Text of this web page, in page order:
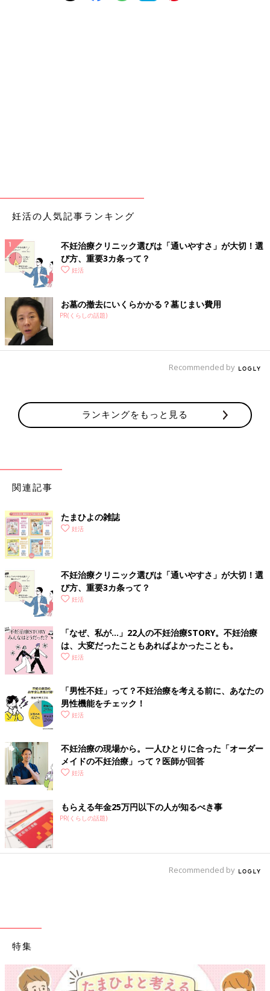
妊活の人気記事ランキング
不妊治療クリニック選びは「通いやすさ」が大切！選
び方、重要3カ条って？
妊活
お墓の撤去にいくらかかる？墓じまい費用
PR(くらしの話題)
Recommended by
ランキングをもっと見る
関連記事
たまひよの雑誌
妊活
不妊治療クリニック選びは「通いやすさ」が大切！選
び方、重要3カ条って？
妊活
「なぜ、私が…」22人の不妊治療STORY。不妊治療
は、大変だったこともあればよかったことも。
妊活
「男性不妊」って？不妊治療を考える前に、あなたの
男性機能をチェック！
妊活
不妊治療の現場から。一人ひとりに合った「オーダー
メイドの不妊治療」って？医師が回答
妊活
もらえる年金25万円以下の人が知るべき事
PR(くらしの話題)
Recommended by
特集